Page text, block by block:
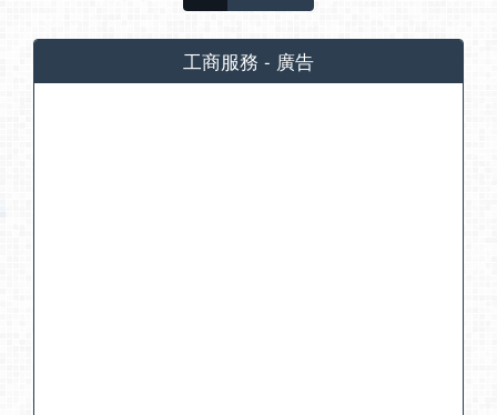
工商服務 - 廣告